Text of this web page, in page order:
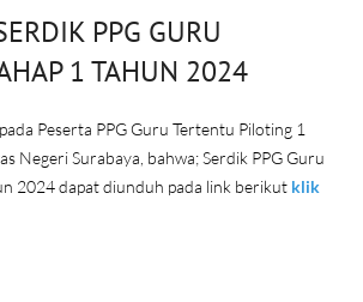
PPG GURU
1 TAHUN 2024
Peserta PPG Guru Tertentu Piloting 1
Negeri Surabaya, bahwa; Serdik PPG Guru
2024 dapat diunduh pada link berikut klik